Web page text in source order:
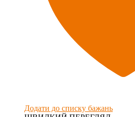
Додати до списку бажань